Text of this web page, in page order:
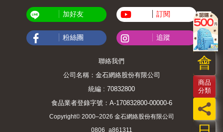
員
商品
分類
會
加好友 訂閱
粉絲團 追蹤
聯絡我們
公司名稱：金石網絡股份有限公司
統編 : 70832800
食品業者登錄字號：A-170832800-00000-6
Copyright© 2000–2026 金石網絡股份有限公司
0806_a861311